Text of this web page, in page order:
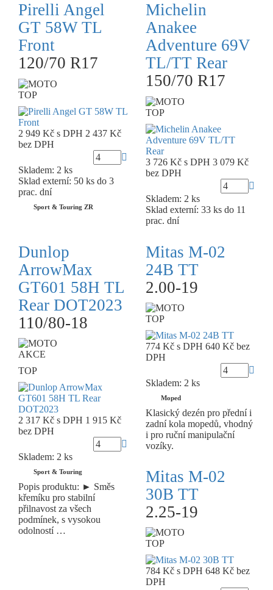
Pirelli Angel
GT 58W TL
Front
120/70 R17
TOP
2 949 Kč s DPH 2 437 Kč
bez DPH
Skladem: 2 ks
Sklad externí: 50 ks do 3
prac. dní
Sport & Touring ZR
Michelin
Anakee
Adventure 69V
TL/TT Rear
150/70 R17
TOP
3 726 Kč s DPH 3 079 Kč
bez DPH
Skladem: 2 ks
Sklad externí: 33 ks do 11
prac. dní
Dunlop
ArrowMax
GT601 58H TL
Rear DOT2023
110/80-18
AKCE
TOP
2 317 Kč s DPH 1 915 Kč
bez DPH
Skladem: 2 ks
Sport & Touring
Popis produktu: ► Směs
křemíku pro stabilní
přilnavost za všech
podmínek, s vysokou
odolností …
Mitas M-02
24B TT
2.00-19
TOP
774 Kč s DPH 640 Kč bez
DPH
Skladem: 2 ks
Moped
Klasický dezén pro přední i
zadní kola mopedů, vhodný
i pro ruční manipulační
vozíky.
Mitas M-02
30B TT
2.25-19
TOP
784 Kč s DPH 648 Kč bez
DPH